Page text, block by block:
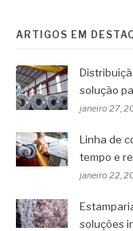
ARTIGOS EM
solução
janeiro 27,
Linha de
tempo e
janeiro 22,
soluções